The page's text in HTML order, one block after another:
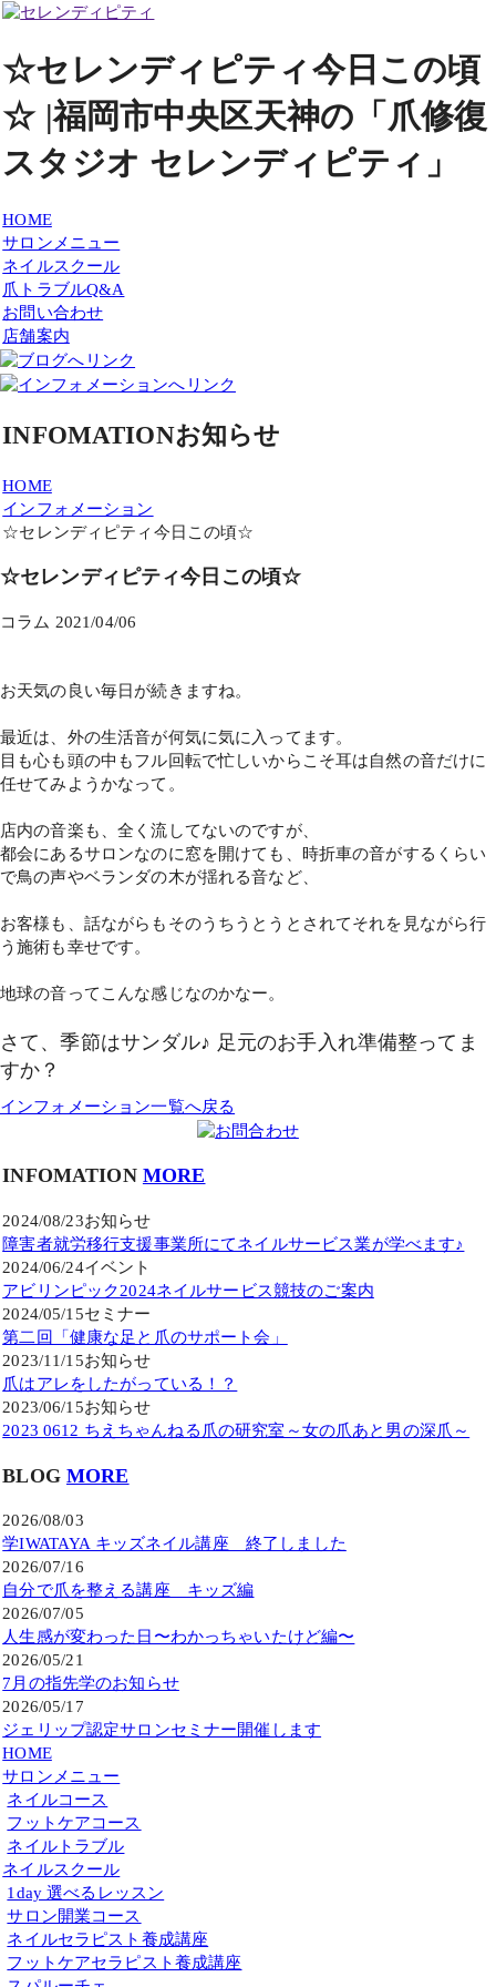
☆セレンディピティ今日この頃
☆ |福岡市中央区天神の「爪修復
スタジオ セレンディピティ」
HOME
サロンメニュー
ネイルスクール
爪トラブルQ&A
お問い合わせ
店舗案内
INFOMATIONお知らせ
HOME
インフォメーション
☆セレンディピティ今日この頃☆
☆セレンディピティ今日この頃☆
コラム 2021/04/06
お天気の良い毎日が続きますね。
最近は、外の生活音が何気に気に入ってます。
目も心も頭の中もフル回転で忙しいからこそ耳は自然の音だけに
任せてみようかなって。
店内の音楽も、全く流してないのですが、
都会にあるサロンなのに窓を開けても、時折車の音がするくらい
で鳥の声やベランダの木が揺れる音など、
お客様も、話ながらもそのうちうとうとされてそれを見ながら行
う施術も幸せです。
地球の音ってこんな感じなのかなー。
さて、季節はサンダル♪ 足元のお手入れ準備整ってま
すか？
インフォメーション一覧へ戻る
INFOMATION MORE
2024/08/23お知らせ
障害者就労移行支援事業所にてネイルサービス業が学べます♪
2024/06/24イベント
アビリンピック2024ネイルサービス競技のご案内
2024/05/15セミナー
第二回「健康な足と爪のサポート会」
2023/11/15お知らせ
爪はアレをしたがっている！？
2023/06/15お知らせ
2023 0612 ちえちゃんねる爪の研究室～女の爪あと男の深爪～
BLOG MORE
2026/08/03
学IWATAYA キッズネイル講座 終了しました
2026/07/16
自分で爪を整える講座 キッズ編
2026/07/05
人生感が変わった日〜わかっちゃいたけど編〜
2026/05/21
7月の指先学のお知らせ
2026/05/17
ジェリップ認定サロンセミナー開催します
HOME
サロンメニュー
ネイルコース
フットケアコース
ネイルトラブル
ネイルスクール
1day 選べるレッスン
サロン開業コース
ネイルセラピスト養成講座
フットケアセラピスト養成講座